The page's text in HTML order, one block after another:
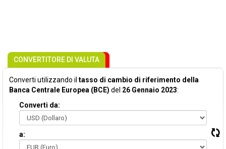
CONVERTITORE DI VALUTA
Converti utilizzando il tasso di cambio di riferimento della
Banca Centrale Europea (BCE) del 26 Gennaio 2023:
Converti da:
a: